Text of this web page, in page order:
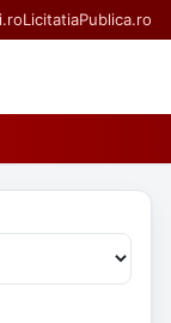
LicitatiaPublica.ro